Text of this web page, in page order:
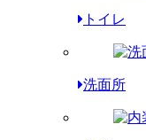
トイレ
洗面所